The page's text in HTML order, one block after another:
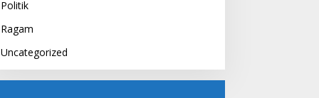
Politik
Ragam
Uncategorized